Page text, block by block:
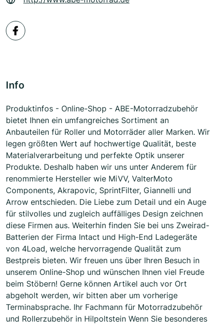
Info
Produktinfos - Online-Shop - ABE-Motorradzubehör
bietet Ihnen ein umfangreiches Sortiment an
Anbauteilen für Roller und Motorräder aller Marken. Wir
legen größten Wert auf hochwertige Qualität, beste
Materialverarbeitung und perfekte Optik unserer
Produkte. Deshalb haben wir uns unter Anderem für
renommierte Hersteller wie MiVV, ValterMoto
Components, Akrapovic, SprintFilter, Giannelli und
Arrow entschieden. Die Liebe zum Detail und ein Auge
für stilvolles und zugleich auffälliges Design zeichnen
diese Firmen aus. Weiterhin finden Sie bei uns Zweirad-
Batterien der Firma Intact und High-End Ladegeräte
von 4Load, welche hervorragende Qualität zum
Bestpreis bieten. Wir freuen uns über Ihren Besuch in
unserem Online-Shop und wünschen Ihnen viel Freude
beim Stöbern! Gerne können Artikel auch vor Ort
abgeholt werden, wir bitten aber um vorherige
Terminabsprache. Ihr Fachmann für Motorradzubehör
und Rollerzubehör in Hilpoltstein Wenn Sie besonderes